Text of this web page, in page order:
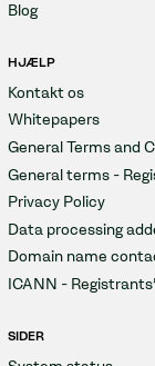
Blog
HJÆLP
Kontakt os
Whitepapers
General Terms and
General terms -
Privacy Policy
Data processing
Domain name
ICANN -
SIDER